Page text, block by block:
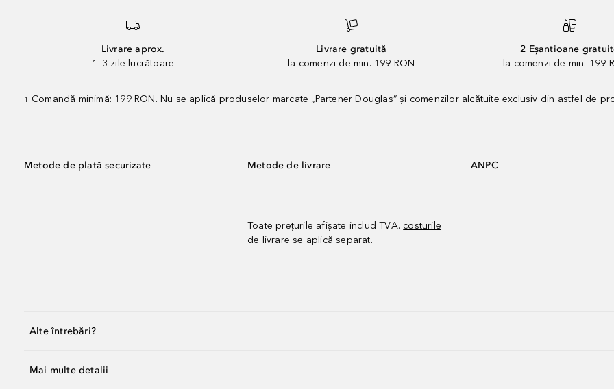
Livrare aprox.
1–3 zile lucrătoare
Livrare gratuită
la comenzi de min. 199 RON
2 Eșantioane
la comenzi de min. 199
1 Comandă minimă: 199 RON. Nu se aplică produselor marcate „Partener Douglas” și comenzilor alcătuite exclusiv din astfel de
Metode de plată securizate Metode de livrare
Toate prețurile afișate includ TVA. costurile
de livrare se aplică separat.
ANPC
Alte întrebări?
Mai multe detalii